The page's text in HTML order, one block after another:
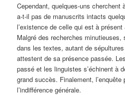
Cependant, quelques-uns cherchent
a-t-il pas de manuscrits intacts
l’existence de celle qui est à présent
Malgré des recherches
dans les textes, autant de
attestent de sa présence passée.
passé et les linguistes s’échinent à
grand succès. Finalement,
l’indifférence générale.